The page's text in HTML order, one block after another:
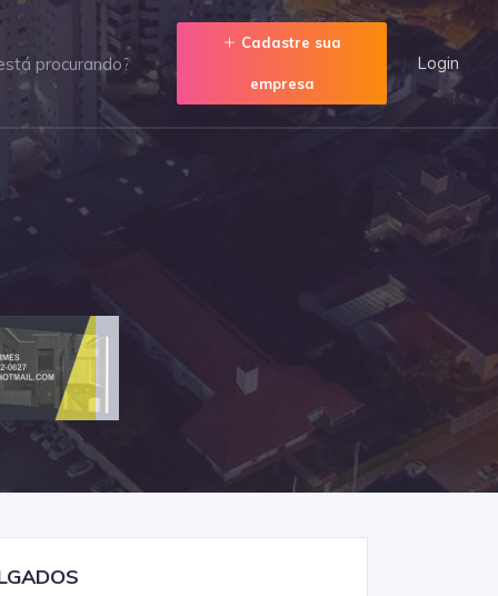
Cadastre sua
empresa
Login